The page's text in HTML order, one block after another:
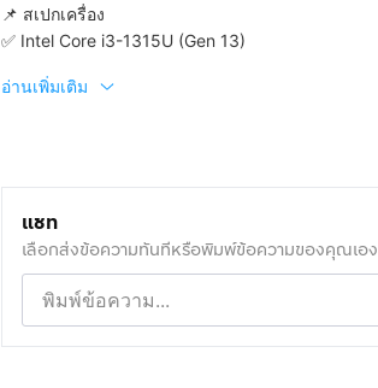
📌 สเปกเครื่อง
✅ Intel Core i3-1315U (Gen 13)
อ่านเพิ่มเติม
แชท
เลือกส่งข้อความทันทีหรือพิมพ์ข้อความของคุณเอง